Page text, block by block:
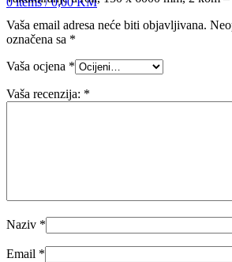
Vaša email adresa neće biti objavljivana.
označena sa *
Vaša ocjena *
Vaša recenzija: *
Naziv *
Email *